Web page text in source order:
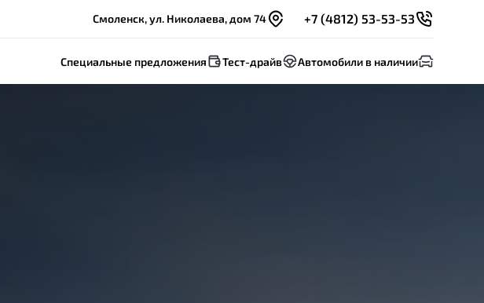
Смоленск, ул. Николаева, дом 74 +7 (4812) 53-53-53
Специальные предложения Тест-драйв Автомобили в наличии